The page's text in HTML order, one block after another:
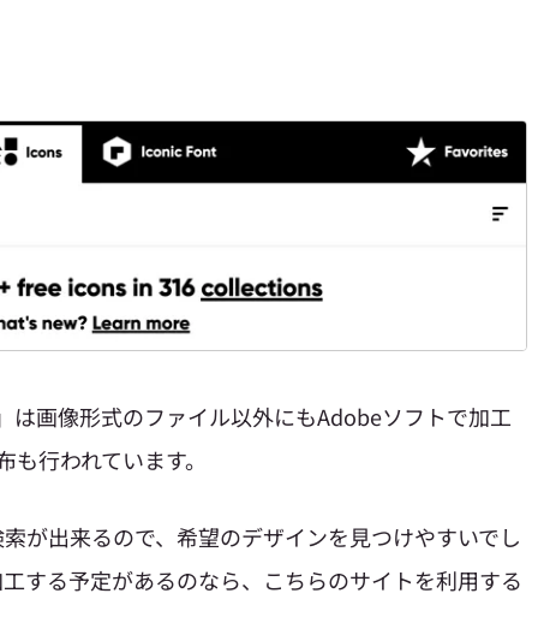
画像形式のファイル以外にもAdobeソフトで加工
行われています。
が出来るので、希望のデザインを見つけやすいでし
する予定があるのなら、こちらのサイトを利用する